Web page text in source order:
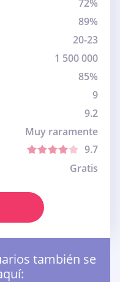
72%
89%
20-23
1 500 000
85%
9
9.2
Muy raramente
9.7
Gratis
también se